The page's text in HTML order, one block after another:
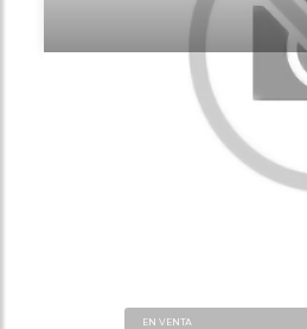
EN VENTA